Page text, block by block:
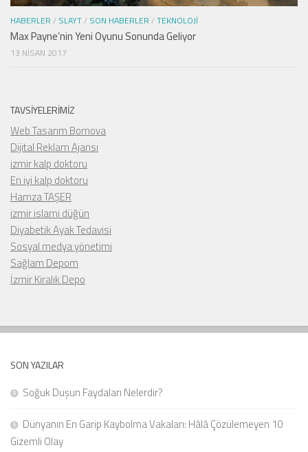
HABERLER / SLAYT/ SON HABERLER /TEKNOLOJI
Max Payne’nin Yeni Oyunu Sonunda Geliyor
13 NISAN 2017
TAVSIYELERIMIZ
Web Tasarım Bornova
Dijital Reklam Ajansı
izmir kalp doktoru
En iyi kalp doktoru
Hamza TAŞER
izmir islami düğün
Diyabetik Ayak Tedavisi
Sosyal medya yönetimi
Sağlam Depom
İzmir Kiralık Depo
SON YAZILAR
Soğuk Duşun Faydaları Nelerdir?
Dünyanın En Garip Kaybolma Vakaları: Hâlâ Çözülemeyen 10
Gizemli Olay